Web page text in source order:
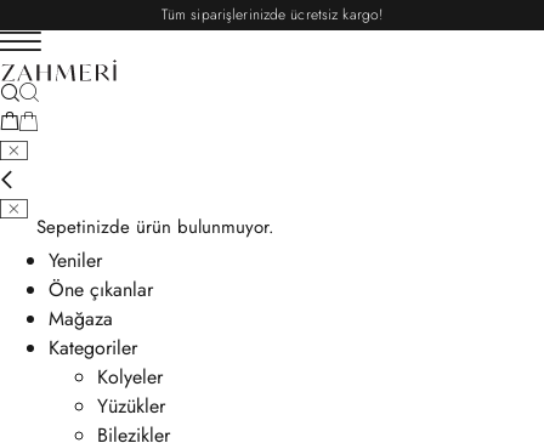
Tüm siparişlerinizde ücretsiz kargo!
Sepetinizde ürün bulunmuyor.
Yeniler
Öne çıkanlar
Mağaza
Kategoriler
Kolyeler
Yüzükler
Bilezikler